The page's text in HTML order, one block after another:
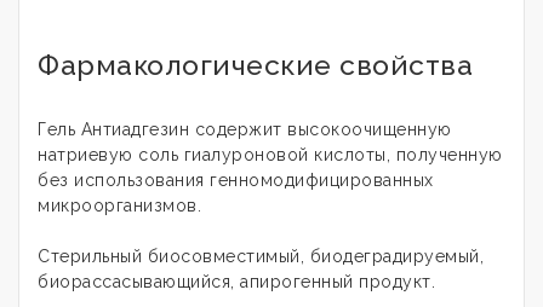
Фармакологические свойства
Гель Антиадгезин содержит высокоочищенную
натриевую соль гиалуроновой кислоты, полученную
без использования генномодифицированных
микроорганизмов.
Стерильный биосовместимый, биодеградируемый,
биорассасывающийся, апирогенный продукт.